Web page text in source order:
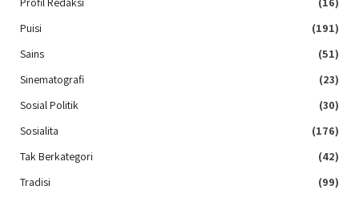
Puisi
(191)
Sains
(51)
Sinematografi
(23)
Sosial Politik
(30)
Sosialita
(176)
Tak Berkategori
(42)
Tradisi
(99)